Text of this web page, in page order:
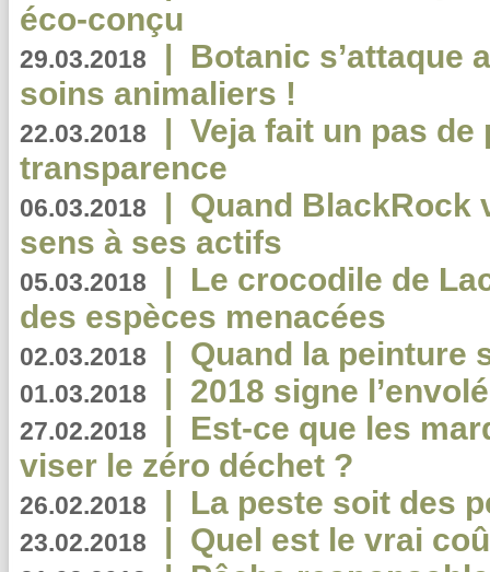
éco-conçu
29.03.2018 | Botanic s’attaque
soins animaliers !
22.03.2018 | Veja fait un pas de
transparence
06.03.2018 | Quand BlackRock
sens à ses actifs
05.03.2018 | Le crocodile de
des espèces menacées
02.03.2018 | Quand la peinture
01.03.2018 | 2018 signe
27.02.2018 | Est-ce que les
viser le zéro déchet ?
26.02.2018 | La peste soit des
23.02.2018 | Quel est le vrai